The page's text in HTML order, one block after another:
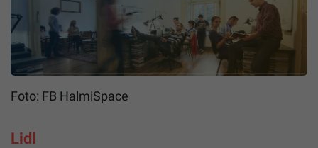
Foto: FB HalmiSpace
Lidl